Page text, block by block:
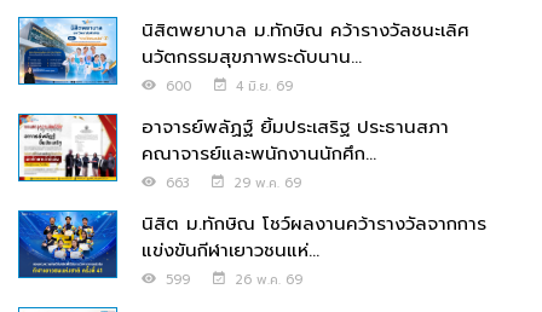
นิสิตพยาบาล ม.ทักษิณ คว้ารางวัลชนะเลิศ
นวัตกรรมสุขภาพระดับนาน...
600 4 มิ.ย. 69
อาจารย์พลัฏฐ์ ยิ้มประเสริฐ ประธานสภา
คณาจารย์และพนักงานนักศึก...
663 29 พ.ค. 69
นิสิต ม.ทักษิณ โชว์ผลงานคว้ารางวัลจากการ
แข่งขันกีฬาเยาวชนแห่...
599 26 พ.ค. 69